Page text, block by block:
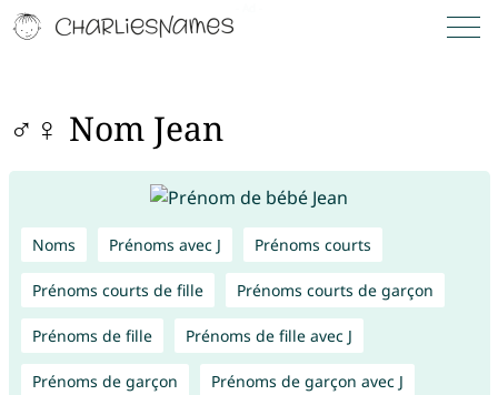
♂♀ Nom Jean
Noms Prénoms avec J Prénoms courts
Prénoms courts de fille Prénoms courts de garçon
Prénoms de fille Prénoms de fille avec J
Prénoms de garçon Prénoms de garçon avec J